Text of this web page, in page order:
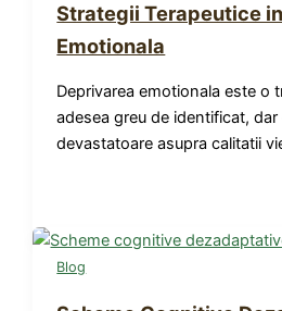
Strategii Terapeutice
Emotionala
Deprivarea emotionala este o
adesea greu de identificat,
devastatoare asupra calitatii
Blog